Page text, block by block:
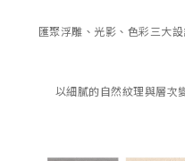
匯聚浮雕、光影、色彩三大
以細膩的自然紋理與層次